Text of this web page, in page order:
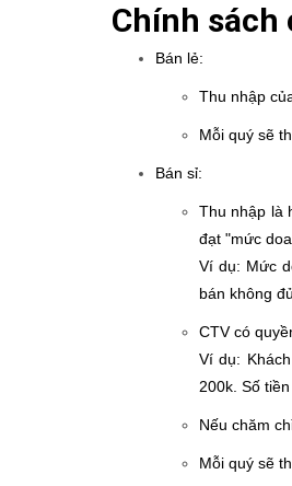
Chính sách
Bán lẻ:
Thu nhập
Mỗi quý sẽ
Bán sỉ:
Thu nhập là
đạt "mức
Ví dụ: Mức
bán không
CTV có
Ví dụ:
200k. Số
Nếu chăm
Mỗi quý sẽ